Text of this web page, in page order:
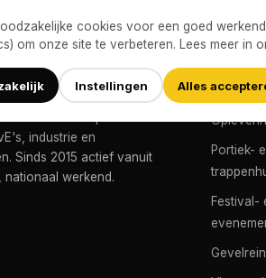
cookies voor een goed
om onze site te verbeteren. Lees meer in
Instellingen Alles
dé schoonmaakpartner voor
industrie en
Sinds 2015 actief vanuit
nationaal werkend.
Portiek-
Festival-